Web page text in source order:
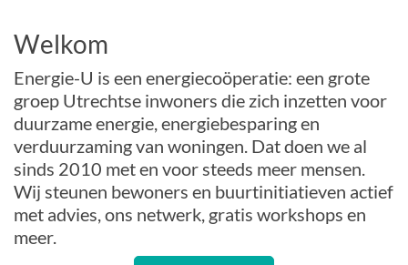
Welkom
Energie-U is een energiecoöperatie: een grote
groep Utrechtse inwoners die zich inzetten voor
duurzame energie, energiebesparing en
verduurzaming van woningen. Dat doen we al
sinds 2010 met en voor steeds meer mensen.
Wij steunen bewoners en buurtinitiatieven actief
met advies, ons netwerk, gratis workshops en
meer.